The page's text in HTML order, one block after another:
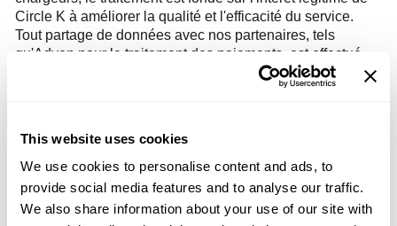
This website uses cookies
We use cookies to personalise content and ads, to
provide social media features and to analyse our traffic.
We also share information about your use of our site with
Circle K à améliorer la qualité et l'efficacité du service.
Tout partage de données avec nos partenaires, tels
qu'Adyen pour le traitement des paiements, est effectué
sur la base de l'exécution de l'accord. Circle K veillera
toujours à ce que le traitement soit effectué conformément
2.1. Le Client peut exercer ses droits en tant que personne
concernée, y compris le droit de s’opposer ou de nous
poser des questions en contactant Circle K (voir notre